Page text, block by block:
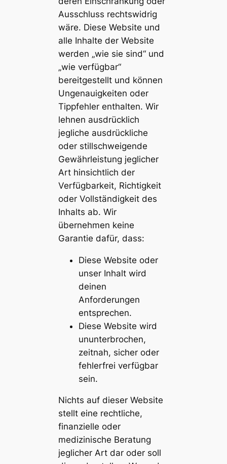
Ausschluss rechtswidrig
wäre. Diese Website und
alle Inhalte der Website
werden „wie sie sind“ und
„wie verfügbar“
bereitgestellt und können
Ungenauigkeiten oder
Tippfehler enthalten. Wir
lehnen ausdrücklich
jegliche ausdrückliche
oder stillschweigende
Gewährleistung jeglicher
Art hinsichtlich der
Verfügbarkeit, Richtigkeit
oder Vollständigkeit des
Inhalts ab. Wir
übernehmen keine
Garantie dafür, dass:
Diese Website oder
unser Inhalt wird
deinen
Anforderungen
entsprechen.
Diese Website wird
ununterbrochen,
zeitnah, sicher oder
fehlerfrei verfügbar
sein.
Nichts auf dieser Website
stellt eine rechtliche,
finanzielle oder
medizinische Beratung
jeglicher Art dar oder soll